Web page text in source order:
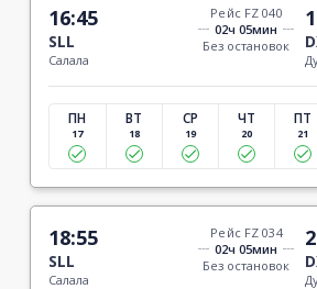
16:45
SLL
Салала
Рейс FZ 040
02ч 05мин
Без остановок
ПН
17
ВТ
18
СР
19
ЧТ
20
ПТ
21
18:55
SLL
Салала
Рейс FZ 034
02ч 05мин
Без остановок